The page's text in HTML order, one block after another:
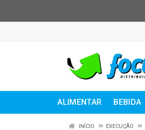
ALIMENTAR BEBIDA
INÍCIO EXECUÇÃO